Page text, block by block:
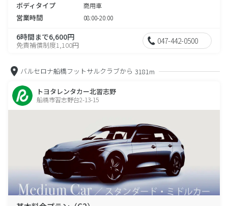
ボディタイプ 商用車
営業時間 08:00-20:00
6時間まで6,600円
免責補償制度1,100円 047-442-0500
バルセロナ船橋フットサルクラブから 3181m
トヨタレンタカー北習志野
船橋市習志野台2-13-15